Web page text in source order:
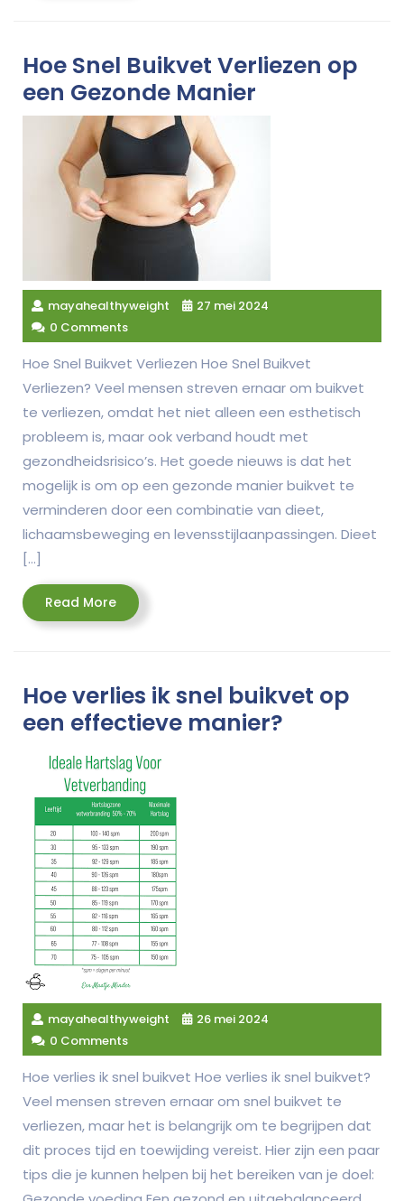
Hoe Snel Buikvet Verliezen op
een Gezonde Manier
mayahealthyweight
27 mei 2024
0 Comments
Hoe Snel Buikvet Verliezen Hoe Snel Buikvet
Verliezen? Veel mensen streven ernaar om buikvet
te verliezen, omdat het niet alleen een esthetisch
probleem is, maar ook verband houdt met
gezondheidsrisico’s. Het goede nieuws is dat het
mogelijk is om op een gezonde manier buikvet te
verminderen door een combinatie van dieet,
lichaamsbeweging en levensstijlaanpassingen. Dieet
[…]
Read MoreRead
More
Hoe verlies ik snel buikvet op
een effectieve manier?
mayahealthyweight
26 mei 2024
0 Comments
Hoe verlies ik snel buikvet Hoe verlies ik snel buikvet?
Veel mensen streven ernaar om snel buikvet te
verliezen, maar het is belangrijk om te begrijpen dat
dit proces tijd en toewijding vereist. Hier zijn een paar
tips die je kunnen helpen bij het bereiken van je doel: